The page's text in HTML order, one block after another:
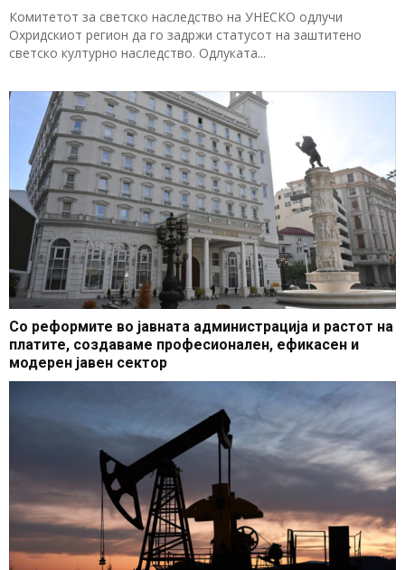
Комитетот за светско наследство на УНЕСКО одлучи
Охридскиот регион да го задржи статусот на заштитено
светско културно наследство. Одлуката...
Со реформите во јавната администрација и растот на
платите, создаваме професионален, ефикасен и
модерен јавен сектор